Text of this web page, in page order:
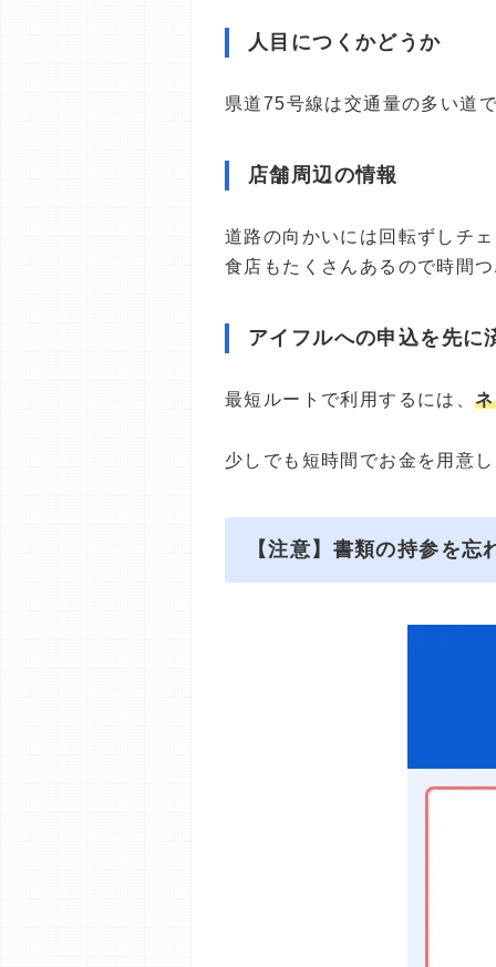
人目につくかどうか
県道75号線は交通量の多い道
店舗周辺の情報
道路の向かいには回転ずしチ
食店もたくさんあるので時間
アイフルへの申込を先に
最短ルートで利用するには、
少しでも短時間でお金を用意
【注意】書類の持参を忘